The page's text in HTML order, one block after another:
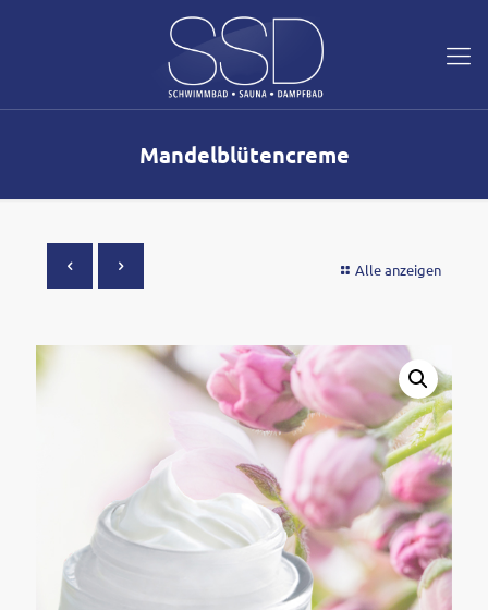
Mandelblütencreme
Alle anzeigen